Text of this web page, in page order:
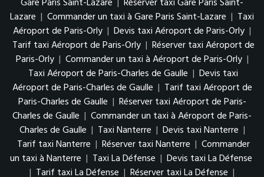
Lazare | Commander un taxi à Gare Paris Saint-Lazare | Taxi
Aéroport de Paris-Orly | Devis taxi Aéroport de Paris-Orly |
Tarif taxi Aéroport de Paris-Orly | Réserver taxi Aéroport de
Paris-Orly | Commander un taxi à Aéroport de Paris-Orly |
Taxi Aéroport de Paris-Charles de Gaulle | Devis taxi
Aéroport de Paris-Charles de Gaulle | Tarif taxi Aéroport de
Paris-Charles de Gaulle | Réserver taxi Aéroport de Paris-
Charles de Gaulle | Commander un taxi à Aéroport de Paris-
Charles de Gaulle | Taxi Nanterre | Devis taxi Nanterre |
Tarif taxi Nanterre | Réserver taxi Nanterre | Commander
un taxi à Nanterre | Taxi La Défense | Devis taxi La Défense
| Tarif taxi La Défense | Réserver taxi La Défense |